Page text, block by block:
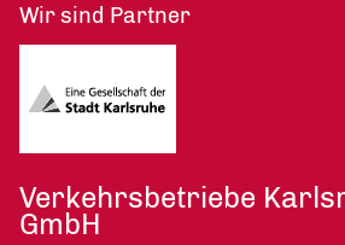
Wir sind Partner
Verkehrsbetriebe
GmbH